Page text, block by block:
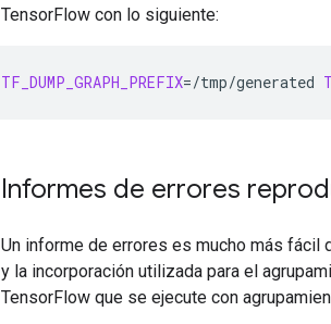
TensorFlow con lo siguiente:
TF_DUMP_GRAPH_PREFIX=/tmp/generated
Informes de errores
Un informe de errores es mucho más fácil
y la incorporación utilizada para el
TensorFlow que se ejecute con